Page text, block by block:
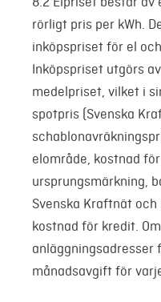
rörligt pris per kWh.
inköpspriset för el
Inköpspriset utgörs
medelpriset, vilket i
spotpris (Svenska
elområde, kostnad
ursprungsmärkning,
Svenska Kraftnät
kostnad för kredit.
anläggningsadresser
månadsavgift för